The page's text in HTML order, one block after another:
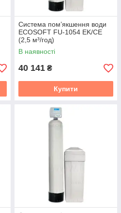
Система пом’якшення води
ECOSOFT FU-1054 EK/CE
(2,5 м³/год)
В наявності
40 141 ₴
Купити